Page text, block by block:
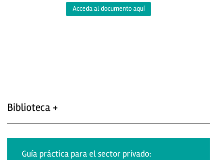
Acceda al documento aquí
Biblioteca +
Guía práctica para el sector privado: